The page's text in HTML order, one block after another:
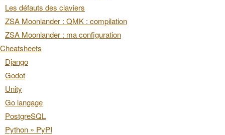
Les défauts des claviers
ZSA Moonlander : QMK : compilation
ZSA Moonlander : ma configuration
Cheatsheets
Django
Godot
Unity
Go langage
PostgreSQL
Python » PyPI